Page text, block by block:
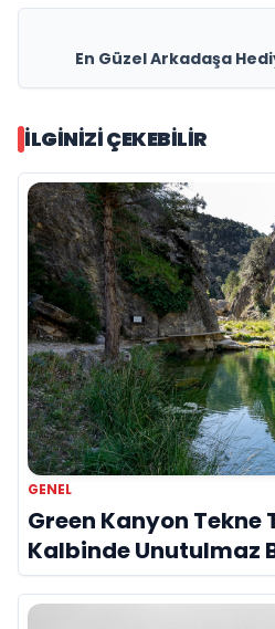
En Güzel Arkadaşa
İLGINIZI ÇEKEBILIR
GENEL
Green Kanyon Tekne
Kalbinde Unutulmaz